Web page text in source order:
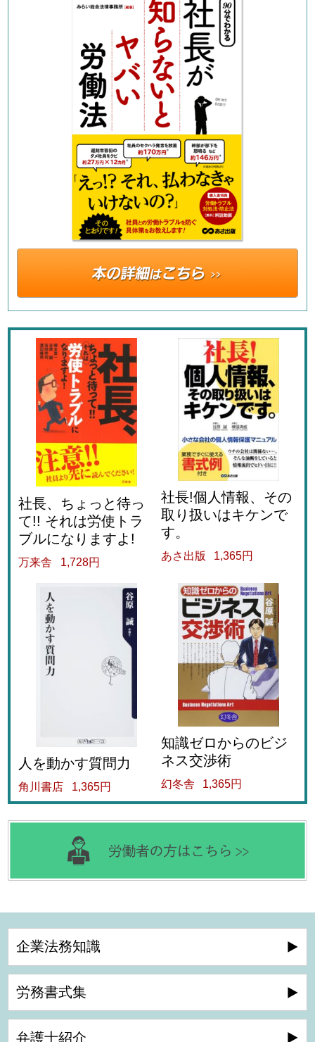
社長、ちょっと待っ
て!! それは労使トラ
ブルになりますよ!
万来舎 1,728円
社長!個人情報、その
取り扱いはキケンで
す。
あさ出版 1,365円
人を動かす質問力
角川書店 1,365円
知識ゼロからのビジ
ネス交渉術
幻冬舎 1,365円
企業法務知識
労務書式集
弁護士紹介